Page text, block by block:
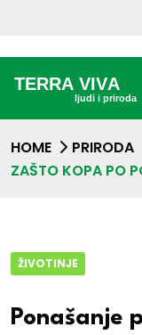
HOME PRIRODA
ZAŠTO KOPA PO
ŽIVOTINJE
Ponašanje